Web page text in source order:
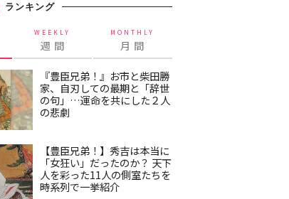
ランキング
WEEKLY
週 間
MONTHLY
月 間
『豊臣兄弟！』お市と柴田勝
家、自刃しての最期と「辞世
の句」…運命を共にした２人
の悲劇
【豊臣兄弟！】秀吉は本当に
「女狂い」だったのか？ 天下
人を彩った11人の側室たちを
時系列で一挙紹介